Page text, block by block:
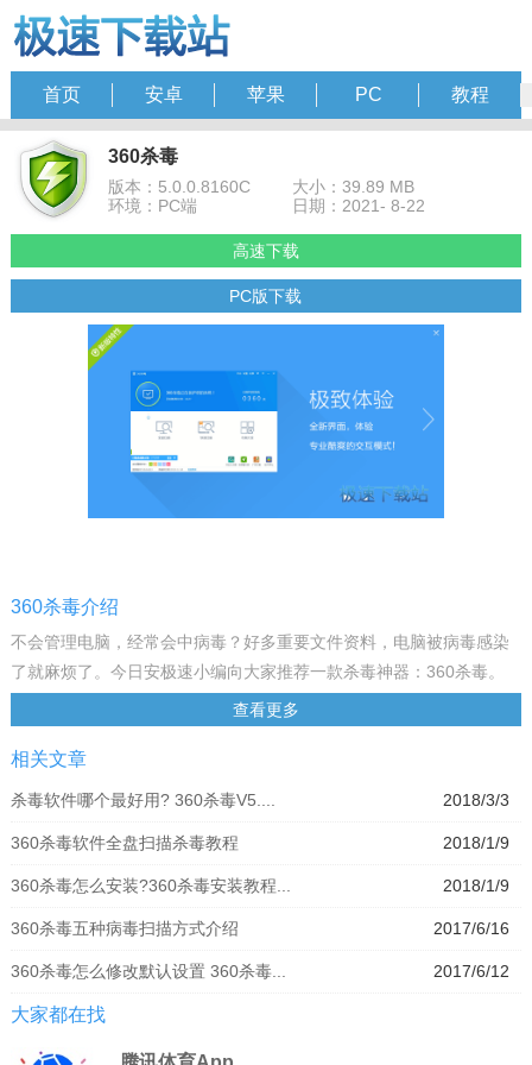
首页 安卓 苹果 PC 教程
360杀毒
版本：5.0.0.8160C
大小：39.89 MB
环境：PC端
日期：2021- 8-22
高速下载
PC版下载
360杀毒介绍
不会管理电脑，经常会中病毒？好多重要文件资料，电脑被病毒感染
了就麻烦了。今日安极速小编向大家推荐一款杀毒神器：360杀毒。
360杀毒使用了国际知名的小红伞杀毒引擎；强大的智能扫描功能，即
使不用频繁更新病毒特征库，也能智能检测出新型病毒，为你的电脑
安全提供比较全方位的保护。
360杀毒是完全免费的杀毒软件，它创新性地整合了四大领先防杀引
360主动防御引擎、360QVM人工智能引擎。四个引擎智能调度，为您
提供全时全面的病毒防护，不但查杀能力出色，而且能第一时间防御
其它杀软，荣获多项国际权威认证，已有超过2亿用户选择360杀毒保
护电脑安全。
安全中心潜心研发的云查杀引擎，拥有完善的病毒防护体系，不但查
杀能力出色，而且对于新产生病毒木马能够第一时间进行防御。360杀
查看更多
相关文章
2018/3/3
杀毒软件哪个最好用? 360杀毒V5....
2018/1/9
360杀毒软件全盘扫描杀毒教程
2018/1/9
360杀毒怎么安装?360杀毒安装教程...
2017/6/16
360杀毒五种病毒扫描方式介绍
2017/6/12
360杀毒怎么修改默认设置 360杀毒...
大家都在找